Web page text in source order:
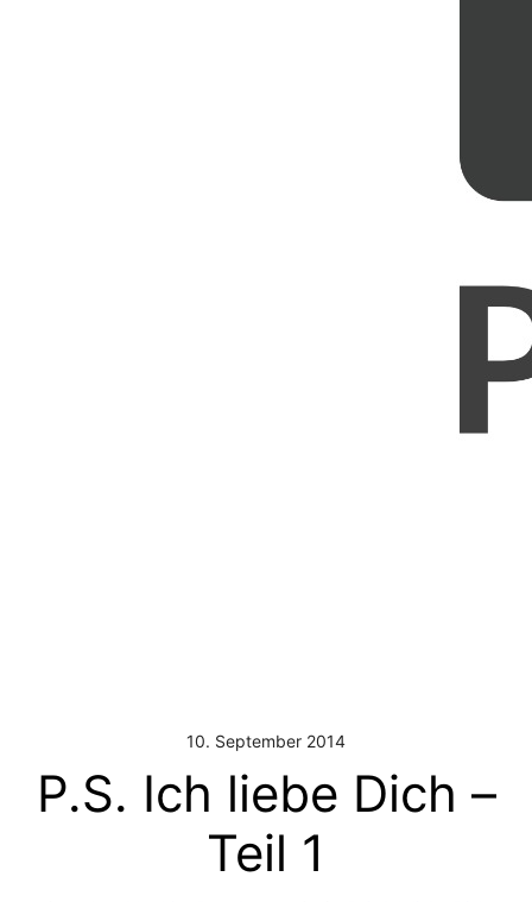
10. September 2014
P.S. Ich liebe Dich –
Teil 1